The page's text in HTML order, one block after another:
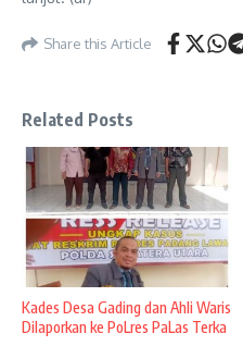
Share this Article
Related Posts
Kades Desa Gading dan Ahli Waris
Dilaporkan ke PoLres PaLas Terka